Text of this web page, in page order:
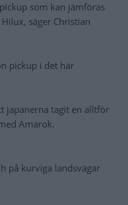
som kan jämföras
säger Christian
pickup i det här
japanerna tagit en alltför
Amarok.
på kurviga landsvägar